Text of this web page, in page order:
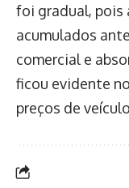
foi gradual, pois
acumulados
comercial e
ficou evidente
preços de